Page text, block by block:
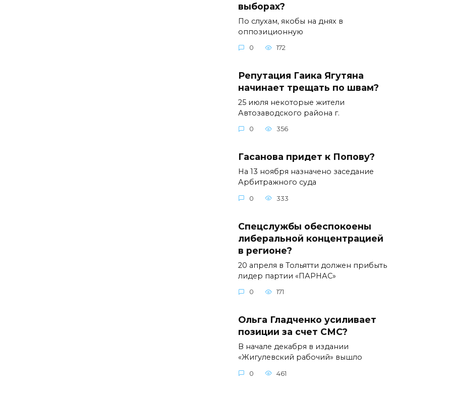
выборах?
По слухам, якобы на днях в
оппозиционную
0 172
Репутация Гаика Ягутяна
начинает трещать по швам?
25 июля некоторые жители
Автозаводского района г.
0 356
Гасанова придет к Попову?
На 13 ноября назначено заседание
Арбитражного суда
0 333
Спецслужбы обеспокоены
либеральной концентрацией
в регионе?
20 апреля в Тольятти должен прибыть
лидер партии «ПАРНАС»
0 171
Ольга Гладченко усиливает
позиции за счет СМС?
В начале декабря в издании
«Жигулевский рабочий» вышло
0 461